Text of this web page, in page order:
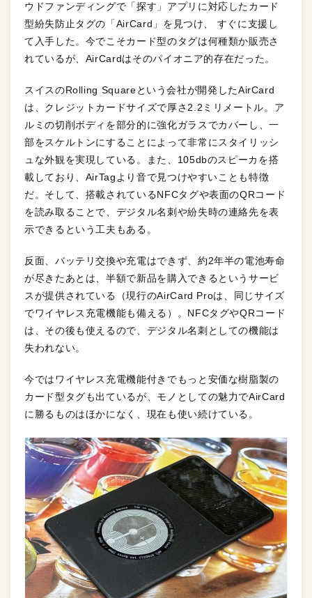
ウドファンディングで「探す」アプリに対応したカード
型紛失防止タグの「AirCard」を見つけ、 すぐに支援し
て入手した。今でこそカード型のタグは何種類か販売さ
れているが、AirCardはそのパイオニア的存在だった。
スイスのRolling Squareという会社が開発したAirCard
は、クレジットカードサイズで厚さ2.2ミリメートル。ア
ルミの切削ボディを部分的に強化ガラスでカバーし、一
部をスケルトンにすることによって非常にスタイリッシ
ュな外観を実現している。また、105dbのスピーカを搭
載しており、AirTagより音で見つけやすいことも特徴
だ。そして、搭載されているNFCタグや表面のQRコード
を読み取ることで、デジタル名刺や紛失時の連絡先を表
示できるという工夫もある。
反面、バッテリ交換や充電はできず、約2年半の電池寿命
が尽きたあとは、半額で新品を購入できるというサービ
スが提供されている（現行のAirCard Proは、同じサイズ
でワイヤレス充電機能も備える）。NFCタグやQRコード
は、その後も使えるので、デジタル名刺としての機能は
失われない。
今ではワイヤレス充電機能付きでもっと安価な樹脂製の
カード型タグも出ているが、モノとしての魅力でAirCard
に勝るものはほかになく、現在も使い続けている。